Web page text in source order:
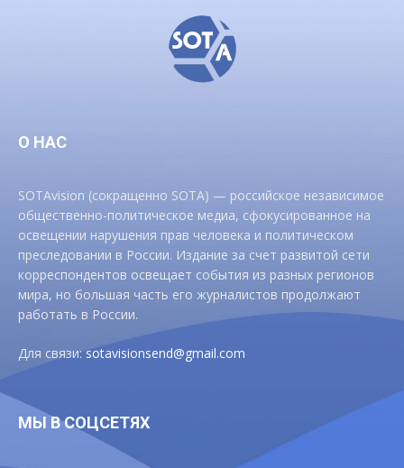
О НАС
SOTAvision (сокращенно SOTA) — российское независимое
общественно-политическое медиа, сфокусированное на
освещении нарушения прав человека и политическом
преследовании в России. Издание за счет развитой сети
корреспондентов освещает события из разных регионов
мира, но большая часть его журналистов продолжают
работать в России.
Для связи:sotavisionsend@gmail.com
МЫ В СОЦСЕТЯХ